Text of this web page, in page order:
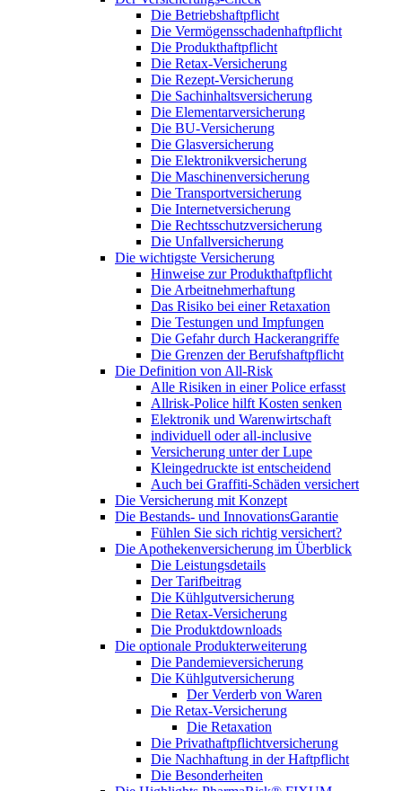
Die Betriebshaftpflicht
Die Vermögensschadenhaftpflicht
Die Produkthaftpflicht
Die Retax-Versicherung
Die Rezept-Versicherung
Die Sachinhaltsversicherung
Die Elementarversicherung
Die BU-Versicherung
Die Glasversicherung
Die Elektronikversicherung
Die Maschinenversicherung
Die Transportversicherung
Die Internetversicherung
Die Rechtsschutzversicherung
Die Unfallversicherung
Die wichtigste Versicherung
Hinweise zur Produkthaftpflicht
Die Arbeitnehmerhaftung
Das Risiko bei einer Retaxation
Die Testungen und Impfungen
Die Gefahr durch Hackerangriffe
Die Grenzen der Berufshaftpflicht
Die Definition von All-Risk
Alle Risiken in einer Police erfasst
Allrisk-Police hilft Kosten senken
Elektronik und Warenwirtschaft
individuell oder all-inclusive
Versicherung unter der Lupe
Kleingedruckte ist entscheidend
Auch bei Graffiti-Schäden versichert
Die Versicherung mit Konzept
Die Bestands- und InnovationsGarantie
Fühlen Sie sich richtig versichert?
Die Apothekenversicherung im Überblick
Die Leistungsdetails
Der Tarifbeitrag
Die Kühlgutversicherung
Die Retax-Versicherung
Die Produktdownloads
Die optionale Produkterweiterung
Die Pandemieversicherung
Die Kühlgutversicherung
Der Verderb von Waren
Die Retax-Versicherung
Die Retaxation
Die Privathaftpflichtversicherung
Die Nachhaftung in der Haftpflicht
Die Besonderheiten